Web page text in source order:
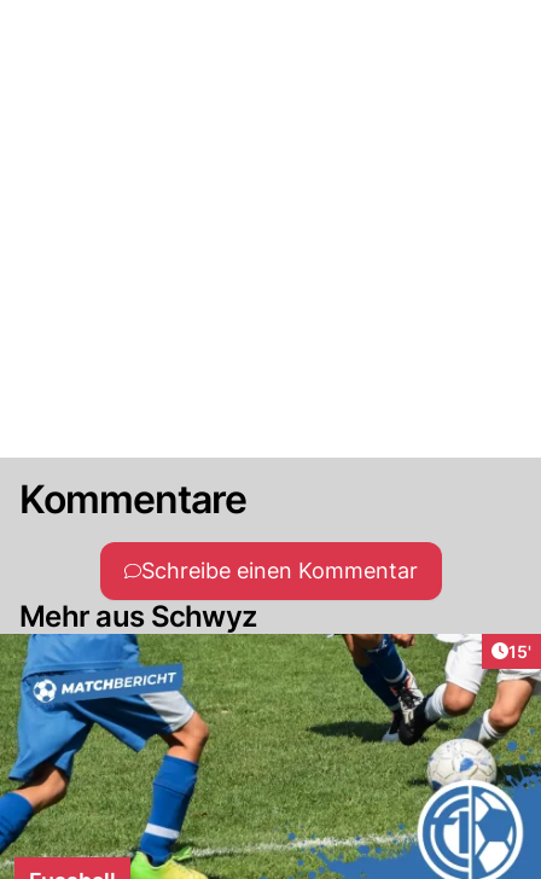
Kommentare
Schreibe einen Kommentar
Mehr aus Schwyz
15'